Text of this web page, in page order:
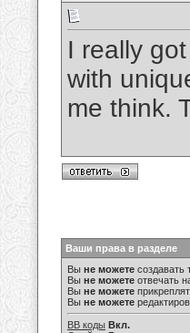
I really
with
me think.
Ваши права в разделе
Вы не можете создавать
Вы не можете отвечать
Вы не можете
Вы не можете
BB коды Вкл.